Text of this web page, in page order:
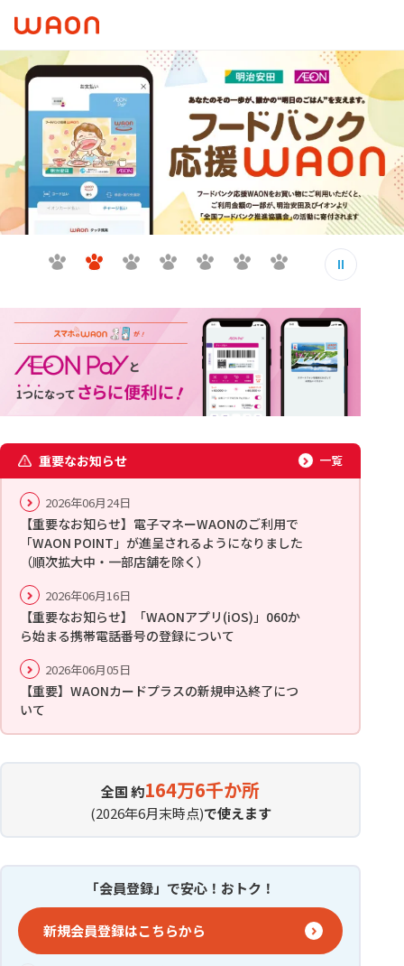
重要なお知らせ 一覧
2026年06月24日
【重要なお知らせ】電子マネーWAONのご利用で
「WAON POINT」が進呈されるようになりました
（順次拡大中・一部店舗を除く）
2026年06月16日
【重要なお知らせ】「WAONアプリ(iOS)」060か
ら始まる携帯電話番号の登録について
2026年06月05日
【重要】WAONカードプラスの新規申込終了につ
いて
全国 約164万6千か所
(2026年6月末時点)で使えます
「会員登録」で安心！おトク！
新規会員登録はこちらから